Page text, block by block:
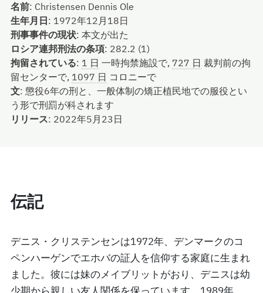
名前: Christensen Dennis Ole
生年月日: 1972年12月18日
刑事事件の現状: 本文が出た
ロシア連邦刑法の条項: 282.2 (1)
拘留されている: 1 日 一時拘禁施設で, 727 日 裁判前の拘
留センターで, 1097 日 コロニーで
文: 懲役6年の刑と、一般体制の矯正植民地での服役とい
う形で刑罰が科されます
リリース: 2022年5月23日
伝記
デニス・クリステンセンは1972年、デンマークのコ
ペンハーゲンでエホバの証人を信仰する家庭に生まれ
ました。彼には妹のメイブリットがおり、デニスは幼